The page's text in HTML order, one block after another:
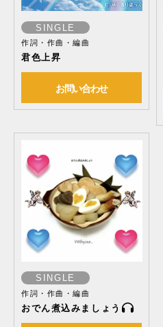
SINGLE
作詞・作曲・編曲
君色上昇
お問い合わせ
SINGLE
作詞・作曲・編曲
おでん煮込みましょう